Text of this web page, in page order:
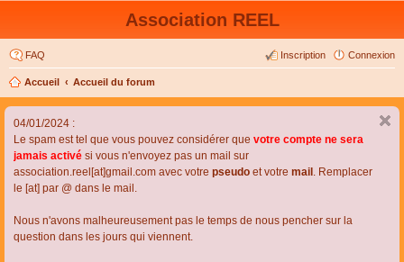
Association REEL
FAQ Connexion
Inscription
Accueil Accueil du forum
04/01/2024 :
Le spam est tel que vous pouvez considérer que votre compte ne sera
jamais activé si vous n'envoyez pas un mail sur
association.reel[at]gmail.com avec votre pseudo et votre mail . Remplacer
le [at] par @ dans le mail.
Nous n'avons malheureusement pas le temps de nous pencher sur la
question dans les jours qui viennent.